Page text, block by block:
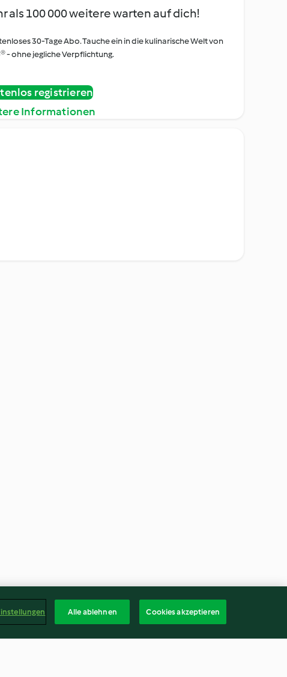
als 100 000 weitere warten auf dich!
30-Tage Abo. Tauche ein in die kulinarische Welt von
- ohne jegliche Verpflichtung.
registrieren
Informationen
Alle ablehnen Cookies akzeptieren